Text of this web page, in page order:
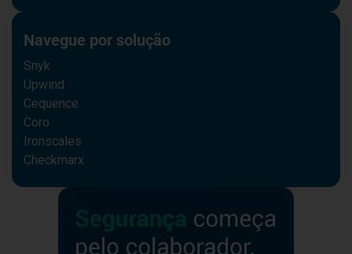
Navegue por solução
Snyk
Upwind
Cequence
Coro
Ironscales
Checkmarx